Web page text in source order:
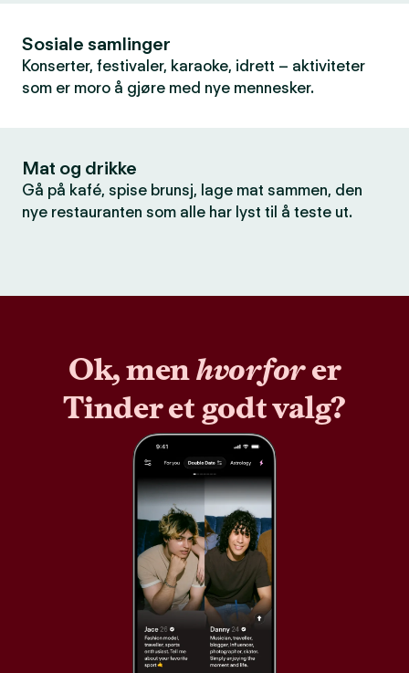
Sosiale samlinger
Konserter, festivaler, karaoke, idrett – aktiviteter
som er moro å gjøre med nye mennesker.
Mat og drikke
Gå på kafé, spise brunsj, lage mat sammen, den
nye restauranten som alle har lyst til å teste ut.
Ok, menhvorforer
Tinder et godt valg?